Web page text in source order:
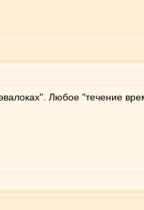
Любое "течение